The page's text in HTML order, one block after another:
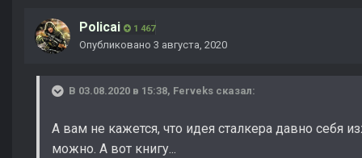
Policai 1 467
Опубликовано 3 августа, 2020
В 03.08.2020 в 15:38, Ferveks сказал:
А вам не кажется, что идея сталкера давно себя
можно. А вот книгу...